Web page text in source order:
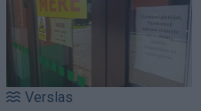
Verslas